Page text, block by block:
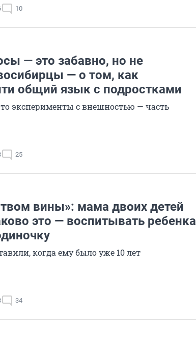
10
— это забавно, но не
— о том, как
общий язык с подростками
эксперименты с внешностью — часть
25
вины»: мама двоих детей
это — воспитывать ребенка
когда ему было уже 10 лет
34